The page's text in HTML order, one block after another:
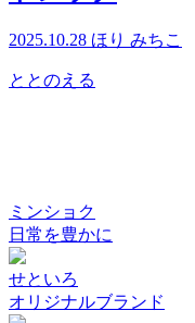
2025.10.28 ほり みちこ
ととのえる
ミンショク
日常を豊かに
せといろ
オリジナルブランド